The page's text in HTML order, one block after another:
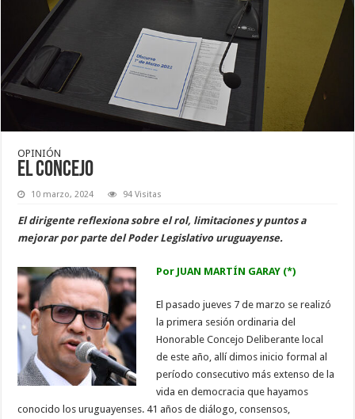
OPINIÓN
El Concejo
10 marzo, 2024 94 Visitas
El dirigente reflexiona sobre el rol, limitaciones y puntos a
mejorar por parte del Poder Legislativo uruguayense.
Por JUAN MARTÍN GARAY (*)
El pasado jueves 7 de marzo se realizó
la primera sesión ordinaria del
Honorable Concejo Deliberante local
de este año, allí dimos inicio formal al
período consecutivo más extenso de la
vida en democracia que hayamos
conocido los uruguayenses. 41 años de diálogo, consensos,